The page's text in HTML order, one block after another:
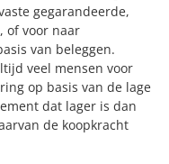
gegarandeerde,
of voor naar
van beleggen.
veel mensen voor
op basis van de lage
dat lager is dan
de koopkracht